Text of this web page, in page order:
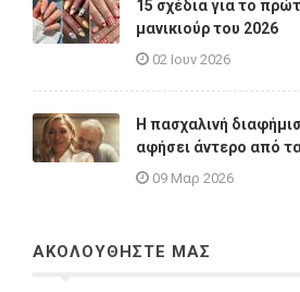
15 σχέδια για το
μανικιούρ του 2026
02 Ιουν 2026
Η πασχαλινή
αφήσει άντερο από
09 Μαρ 2026
ΑΚΟΛΟΥΘΗΣΤΕ ΜΑΣ